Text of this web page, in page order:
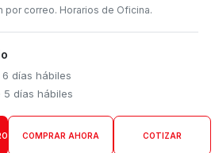
por correo. Horarios de Oficina.
días hábiles
5 días hábiles
COMPRAR AHORA COTIZAR